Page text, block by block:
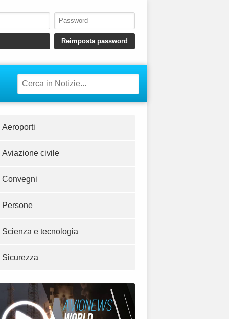
Aeroporti
Aviazione civile
Convegni
Persone
Scienza e tecnologia
Sicurezza